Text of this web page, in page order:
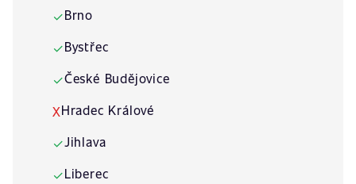
✓Brno
✓Bystřec
✓České Budějovice
XHradec Králové
✓Jihlava
✓Liberec